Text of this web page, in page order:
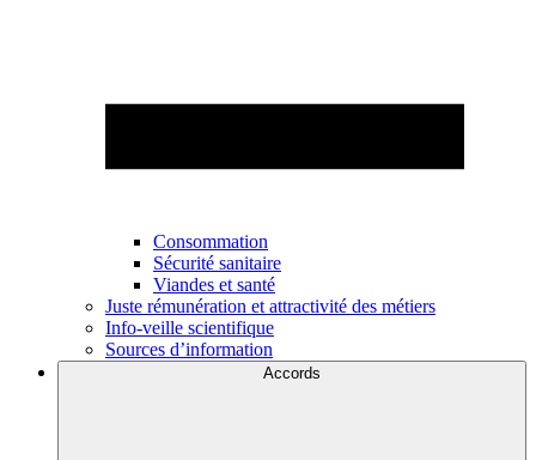
Consommation
Sécurité sanitaire
Viandes et santé
Juste rémunération et attractivité des métiers
Info-veille scientifique
Sources d’information
Accords